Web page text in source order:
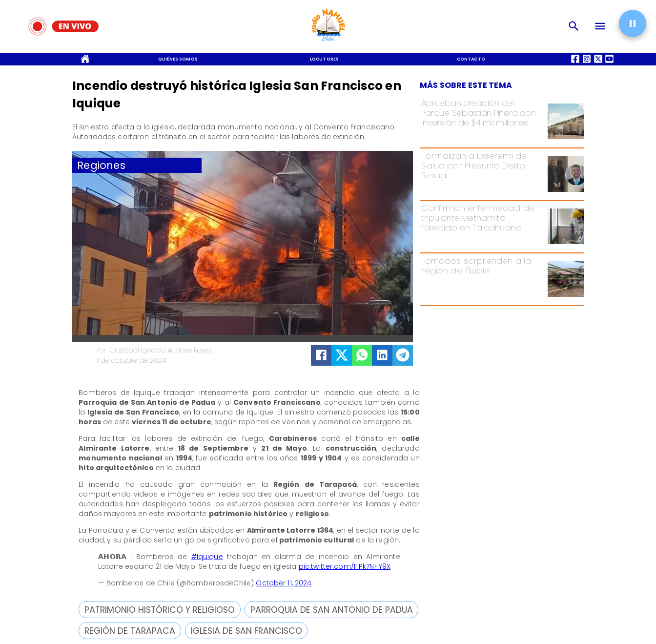
QUIÉNES SOMOS LOCUTORES CONTACTO QUIÉNES SOMOS
Regiones
Cristóbal Ignacio Adones Reyes
Por
11 de octubre de 2024
Aprueban creación del
Parque Sebastián Piñera con
inversión de $4 mil millones
Formalizan a Exseremi de
Salud por Presunto Delito
Sexual
Confirman enfermedad de
tripulante vietnamita
fallecido en Talcahuano
Tornados sorprenden a la
región del Ñuble
MÁS SOBRE ESTE TEMA
Incendio destruyó histórica Iglesia San Francisco en
Iquique
​El siniestro afecta a la iglesia, declarada monumento nacional, y al Convento Franciscano.
Autoridades cortaron el tránsito en el sector para facilitar las labores de extinción.
Bomberos de Iquique trabajan intensamente para controlar un incendio que afecta a la
Parroquia de San Antonio de Padua y al Convento Franciscano, conocidos también como
la Iglesia de San Francisco, en la comuna de Iquique. El siniestro comenzó pasadas las15:00
horasde esteviernes 11 de octubre, según reportes de vecinos y personal de emergencias.
Para facilitar las labores de extinción del fuego, Carabineros cortó el tránsito en calle
Almirante Latorre, entre 18 de Septiembre y 21 de Mayo. La construcción, declarada
monumento nacionalen 1994, fue edificada entre los años 1899 y 1904 y es considerada un
hito arquitectónico en la ciudad.
El incendio ha causado gran conmoción en la Región de Tarapacá, con residentes
compartiendo videos e imágenes en redes sociales que muestran el avance del fuego. Las
autoridades han desplegado todos los esfuerzos posibles para contener las llamas y evitar
daños mayores en este importante patrimonio histórico y religioso.
La Parroquia y el Convento están ubicados en Almirante Latorre 1364, en el sector norte de la
ciudad, y su pérdida sería un golpe significativo para el patrimonio cultural de la región.
𝗔𝗛𝗢𝗥𝗔 | Bomberos de #Iquique trabajan en alarma de incendio en Almirante
Latorre esquina 21 de Mayo. Se trata de fuego en iglesia pic.twitter.com/FIPk7NHY9X
— Bomberos de Chile (@BomberosdeChile) October 11, 2024
PATRIMONIO HISTÓRICO Y RELIGIOSO
PARROQUIA DE SAN ANTONIO DE PADUA
REGIÓN DE TARAPACA
IGLESIA DE SAN FRANCISCO